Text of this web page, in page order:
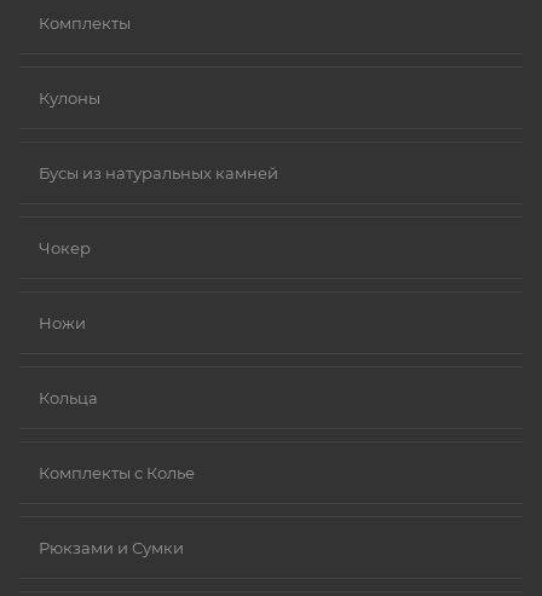
Комплекты
Кулоны
Бусы из натуральных камней
Чокер
Ножи
Кольца
Комплекты с Колье
Рюкзами и Сумки